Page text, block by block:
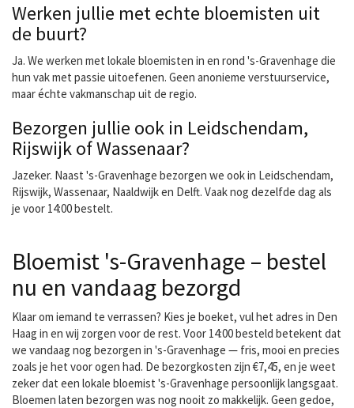
Werken jullie met echte bloemisten uit
de buurt?
Ja. We werken met lokale bloemisten in en rond 's-Gravenhage die
hun vak met passie uitoefenen. Geen anonieme verstuurservice,
maar échte vakmanschap uit de regio.
Bezorgen jullie ook in Leidschendam,
Rijswijk of Wassenaar?
Jazeker. Naast 's-Gravenhage bezorgen we ook in Leidschendam,
Rijswijk, Wassenaar, Naaldwijk en Delft. Vaak nog dezelfde dag als
je voor 14:00 bestelt.
Bloemist 's-Gravenhage – bestel
nu en vandaag bezorgd
Klaar om iemand te verrassen? Kies je boeket, vul het adres in Den
Haag in en wij zorgen voor de rest. Voor 14:00 besteld betekent dat
we vandaag nog bezorgen in 's-Gravenhage — fris, mooi en precies
zoals je het voor ogen had. De bezorgkosten zijn €7,45, en je weet
zeker dat een lokale bloemist 's-Gravenhage persoonlijk langsgaat.
Bloemen laten bezorgen was nog nooit zo makkelijk. Geen gedoe,